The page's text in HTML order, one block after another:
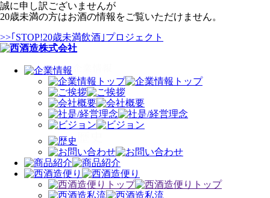
誠に申し訳ございませんが
20歳未満の方はお酒の情報をご覧いただけません。
>>｢STOP!20歳未満飲酒｣プロジェクト